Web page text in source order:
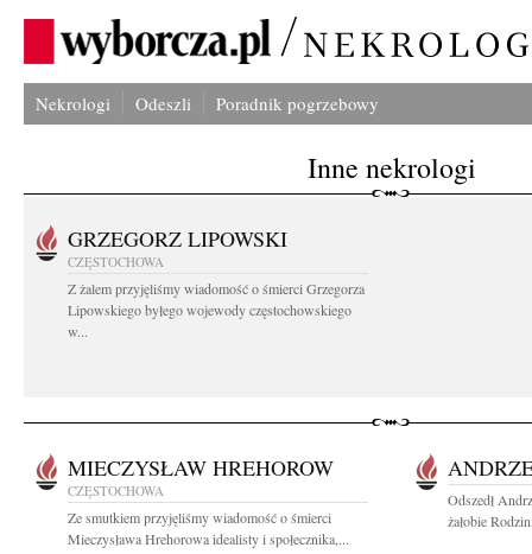
Nekrologi Odeszli Poradnik pogrzebowy
Inne nekrologi
GRZEGORZ LIPOWSKI
CZĘSTOCHOWA
Z żalem przyjęliśmy wiadomość o śmierci Grzegorza
Lipowskiego byłego wojewody częstochowskiego
w...
MIECZYSŁAW HREHOROW
CZĘSTOCHOWA
Ze smutkiem przyjęliśmy wiadomość o śmierci
Mieczysława Hrehorowa idealisty i społecznika,...
Odszedł
żałobie